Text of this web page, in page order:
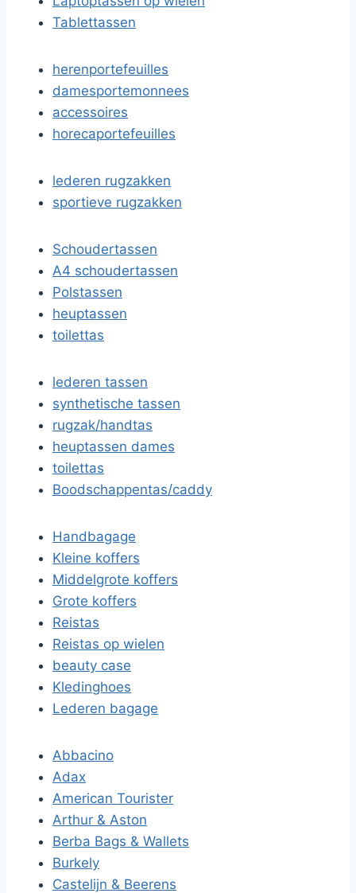
Tablettassen
herenportefeuilles
damesportemonnees
accessoires
horecaportefeuilles
lederen rugzakken
sportieve rugzakken
Schoudertassen
A4 schoudertassen
Polstassen
heuptassen
toilettas
lederen tassen
synthetische tassen
rugzak/handtas
heuptassen dames
toilettas
Boodschappentas/caddy
Handbagage
Kleine koffers
Middelgrote koffers
Grote koffers
Reistas
Reistas op wielen
beauty case
Kledinghoes
Lederen bagage
Abbacino
Adax
American Tourister
Arthur & Aston
Berba Bags & Wallets
Burkely
Castelijn & Beerens